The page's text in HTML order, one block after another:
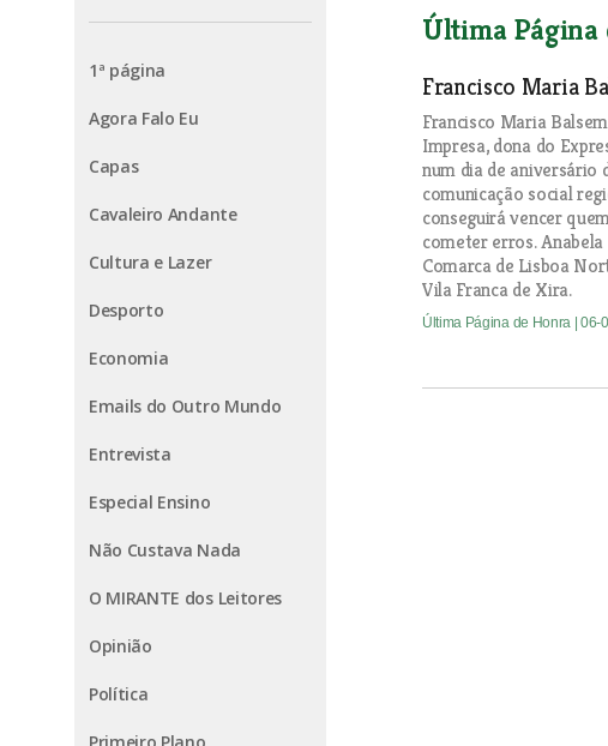
1ª página
Agora Falo Eu
Capas
Cavaleiro Andante
Cultura e Lazer
Desporto
Economia
Emails do Outro Mundo
Entrevista
Especial Ensino
Não Custava Nada
O MIRANTE dos Leitores
Opinião
Política
Última Página
Francisco Maria
Francisco Maria
Impresa, dona do
num dia de aniversário
comunicação social
conseguirá vencer
cometer erros.
Comarca de Lisboa
Vila Franca de Xira.
Última Página de Honra |